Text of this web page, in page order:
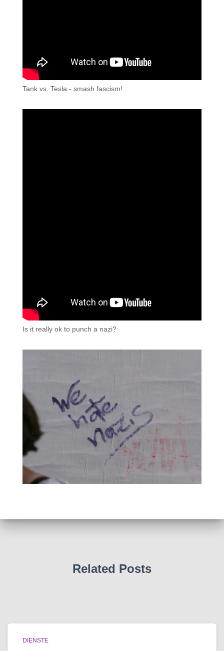
Tank vs. Tesla - smash fascism!
Is it really ok to punch a nazi?
Related Posts
DIENSTE